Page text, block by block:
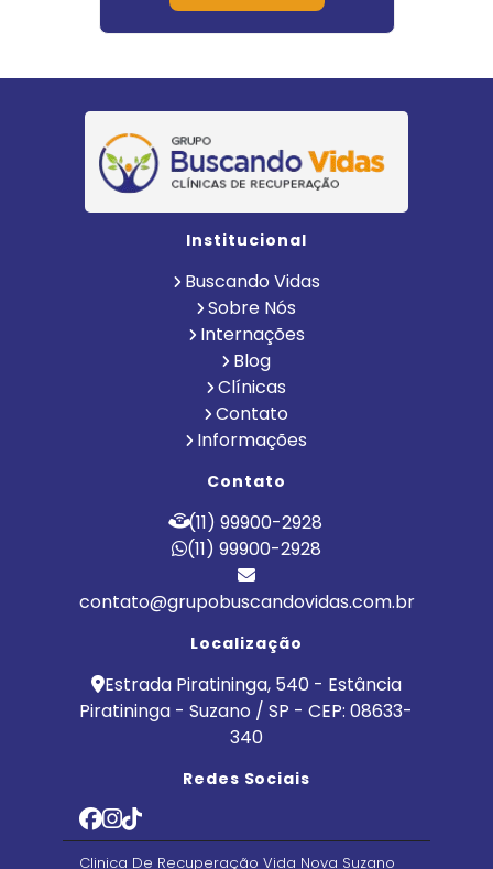
Institucional
Buscando Vidas
Sobre Nós
Internações
Blog
Clínicas
Contato
Informações
Contato
(11) 99900-2928
(11) 99900-2928
contato@grupobuscandovidas.com.br
Localização
Estrada Piratininga, 540 - Estância
Piratininga - Suzano / SP - CEP: 08633-
340
Redes Sociais
Clinica De Recuperação Vida Nova Suzano